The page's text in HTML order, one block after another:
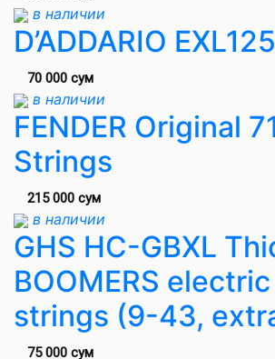
в наличии
D’ADDARIO EXL125
70 000 сум
в наличии
FENDER Original
Strings
215 000 сум
в наличии
GHS HC-GBXL
BOOMERS
strings (9-43,
75 000 сум